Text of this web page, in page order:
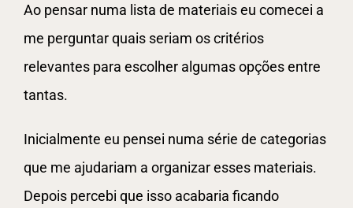
Ao pensar numa lista de materiais eu comecei a
me perguntar quais seriam os critérios
relevantes para escolher algumas opções entre
tantas.
Inicialmente eu pensei numa série de categorias
que me ajudariam a organizar esses materiais.
Depois percebi que isso acabaria ficando